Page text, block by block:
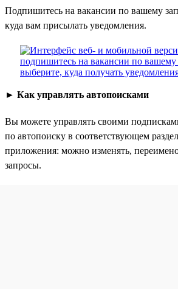
Подпишитесь на вакансии по вашему
куда вам присылать уведомления.
► Как управлять автопоисками
Вы можете управлять своими
по автопоиску в соответствующем
приложения: можно изменять,
запросы.